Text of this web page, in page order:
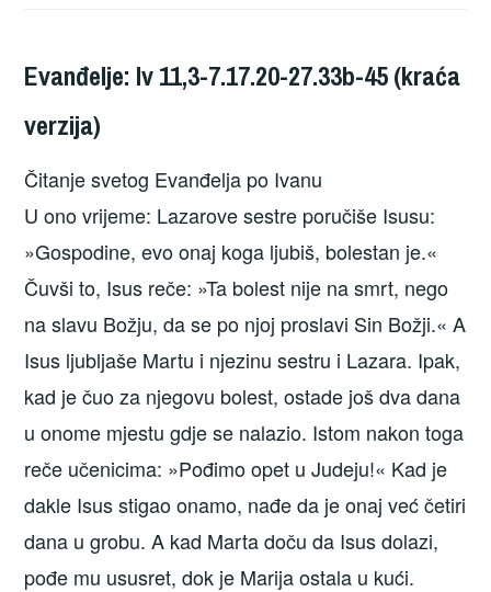
Evanđelje: Iv 11,3-7.17.20-27.33b-45 (kraća
verzija)
Čitanje svetog Evanđelja po Ivanu
U ono vrijeme: Lazarove sestre poručiše Isusu:
»Gospodine, evo onaj koga ljubiš, bolestan je.«
Čuvši to, Isus reče: »Ta bolest nije na smrt, nego
na slavu Božju, da se po njoj proslavi Sin Božji.« A
Isus ljubljaše Martu i njezinu sestru i Lazara. Ipak,
kad je čuo za njegovu bolest, ostade još dva dana
u onome mjestu gdje se nalazio. Istom nakon toga
reče učenicima: »Pođimo opet u Judeju!« Kad je
dakle Isus stigao onamo, nađe da je onaj već četiri
dana u grobu. A kad Marta doču da Isus dolazi,
pođe mu ususret, dok je Marija ostala u kući.